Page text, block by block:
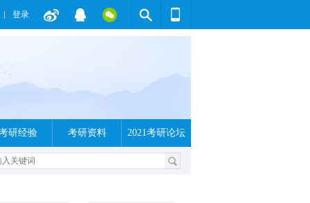
登录
研经验 考研资料 2021考研论坛